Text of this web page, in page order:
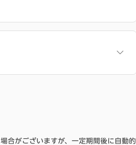
合がございますが、一定期間後に自動的